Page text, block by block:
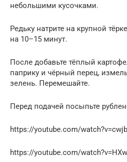
небольшими кусочками.
Редьку натрите на крупной
на 10–15 минут.
После добавьте тёплый
паприку и чёрный перец,
зелень. Перемешайте.
Перед подачей посыпьте
https://youtube.com/
https://youtube.com/